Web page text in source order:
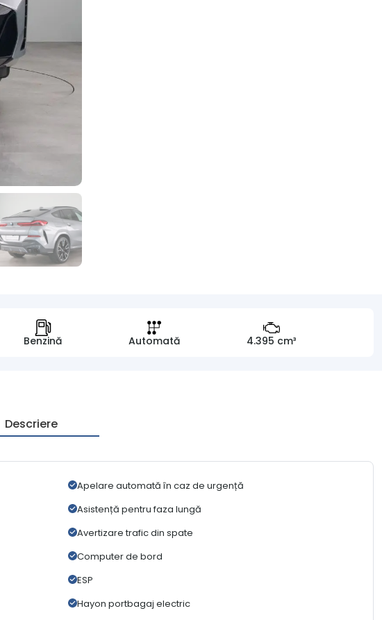
Benzină Automată 4.395 cm³
Descriere
Apelare automată în caz de urgență
Asistență pentru faza lungă
Avertizare trafic din spate
Computer de bord
ESP
Hayon portbagaj electric